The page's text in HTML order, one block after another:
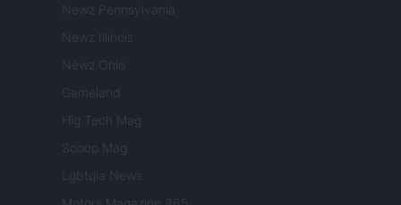
Newz Pennsylvania
Newz Illinois
Newz Ohio
Gameland
Hig Tech Mag
Scoop Mag
Lgbtqia News